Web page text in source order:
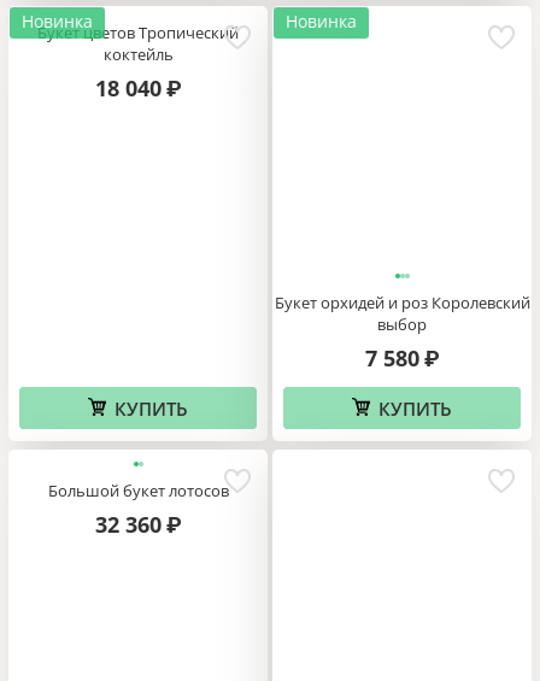
Новинка
Букет цветов Тропический
коктейль
18 040 ₽
КУПИТЬ
Новинка
Букет орхидей и роз Королевский
выбор
7 580 ₽
КУПИТЬ
Большой букет лотосов
32 360 ₽